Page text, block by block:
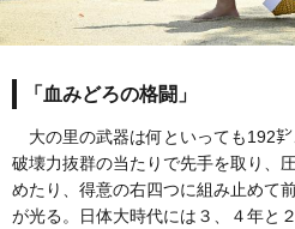
「血みどろの格闘」
大の里の武器は何といっても192㌢
破壊力抜群の当たりで先手を取り、
めたり、得意の右四つに組み止めて
が光る。日体大時代には３、４年と